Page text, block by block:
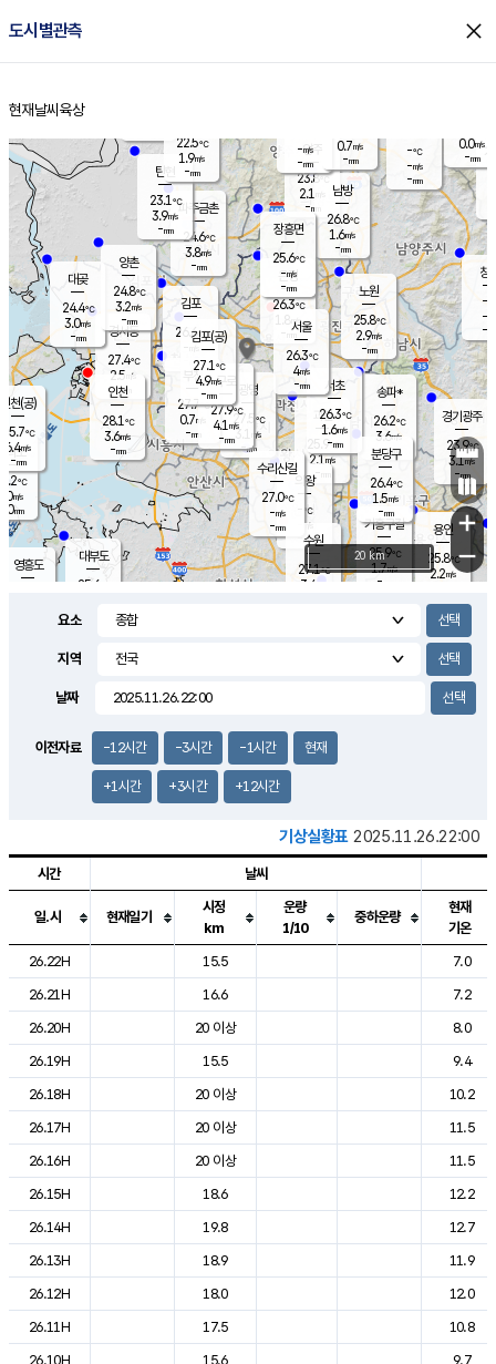
도시별관측 close
홈
현재날씨 육상
의도
℃
m/s
mm
영흥도
양주
23.8℃
2.1
-mm
과천
25.9℃
2.1m/s
- mm
용인
25.8℃
2.2m/s
경기광주
23.9℃
3.1m/s
-mm
2.4m/s
대부도
25.6
14.5
경서동
27.4℃
2.5 m/s
-mm
파주금촌
24.6℃
3.8m/s
-mm
-℃
-m/s
-mm
대곶
24.4℃
3.0m/s
-mm
창
-
-m/
-
탄현
23.1℃
3.9m/s
-mm
0.0m/s
-mm
의왕
- ℃
m/s
mm
김포
26.6℃
-m/s
mm
광명
27.5 ℃
3.1 m/s
-mm
부천
27.7℃
0.7m/s
-mm
양촌
24.8℃
3.2m/s
-mm
구로
27.9℃
4.1 m/s
-mm
은평
26.3℃
1.8 m/s
- mm
노원
25.8℃
2.9m/s
-mm
송파*
26.2℃
3.6m/s
-mm
서초
26.3℃
1.6m/s
-mm
남방
26.8℃
1.6m/s
-mm
기흥구갈
25.9℃
1.7m/s
-
수리산길
27.0℃
-m/s
-mm
분당구
26.4℃
1.5m/s
-mm
장흥면
25.6℃
-m/s
-mm
-m/s
-mm
인천(공)
25.7℃
6.4m/s
-mm
김포(공)
27.1℃
4.9m/s
-mm
수원
27.1℃
3.4 m/s
인천
28.1℃
3.6m/s
-mm
서울
26.3℃
4m/s
-mm
22.5℃
1.9m/s
-mm
0.7m/s
-mm
+
−
20 km
요소
지역
날짜
이전자료 -12시간 -3시간 -1시간 현재
+1시간 +3시간 +12시간
기상실황표 2025.11.26.22:00
도시별 기상실황표로 지점, 날씨, 기온, 강수, 바람, 기압등을 안내한 표입
시간 날씨
일.시 현재일기
시정
km
운량
1/10
중하운량
현재
기온
26.22H
15.5
7.0
26.21H
16.6
7.2
26.20H
20 이상
8.0
26.19H
15.5
9.4
26.18H
20 이상
10.2
26.17H
20 이상
11.5
26.16H
20 이상
11.5
26.15H
18.6
12.2
26.14H
19.8
12.7
26.13H
18.9
11.9
26.12H
18.0
12.0
26.11H
17.5
10.8
26.10H
15.6
9.7